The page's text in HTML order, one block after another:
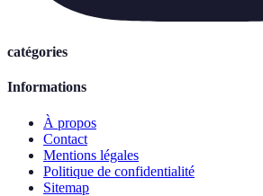
catégories
Informations
À propos
Contact
Mentions légales
Politique de confidentialité
Sitemap